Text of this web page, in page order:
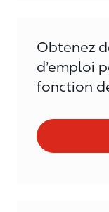
Obtenez
d’emploi
fonction